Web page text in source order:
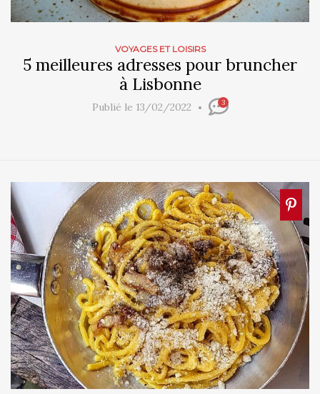
VOYAGES ET LOISIRS
5 meilleures adresses pour bruncher
à Lisbonne
Publié le 13/02/2022 3